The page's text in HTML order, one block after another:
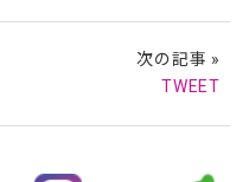
次の記事 »
TWEET